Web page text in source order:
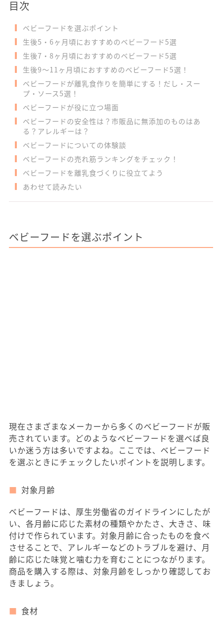
目次
ベビーフードを選ぶポイント
生後5・6ヶ月頃におすすめのベビーフード5選
生後7・8ヶ月頃におすすめのベビーフード5選
生後9～11ヶ月頃におすすめのベビーフード5選！
ベビーフードが離乳食作りを簡単にする！だし・スー
プ・ソース5選！
ベビーフードが役に立つ場面
ベビーフードの安全性は？市販品に無添加のものはあ
る？アレルギーは？
ベビーフードについての体験談
ベビーフードの売れ筋ランキングをチェック！
ベビーフードを離乳食づくりに役立てよう
あわせて読みたい
ベビーフードを選ぶポイント
現在さまざまなメーカーから多くのベビーフードが販
売されています。どのようなベビーフードを選ベば良
いか迷う方は多いですよね。ここでは、ベビーフード
を選ぶときにチェックしたいポイントを説明します。
対象月齢
ベビーフードは、厚生労働省のガイドラインにしたが
い、各月齢に応じた素材の種類やかたさ、大きさ、味
付けで作られています。対象月齢に合ったものを食べ
させることで、アレルギーなどのトラブルを避け、月
齢に応じた味覚と噛む力を育むことにつながります。
商品を購入する際は、対象月齢をしっかり確認してお
きましょう。
食材